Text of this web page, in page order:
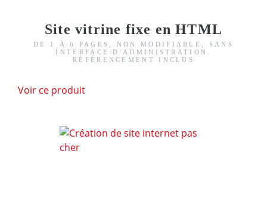
Site vitrine fixe en HTML
DE 1 À 6 PAGES, NON MODIFIABLE, SANS
INTERFACE D'ADMINISTRATION.
RÉFÉRENCEMENT INCLUS
Voir ce produit